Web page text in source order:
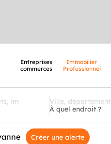
Entreprises
commerces
Immobilier
Professionnel
À quel endroit ?
Créer une alerte